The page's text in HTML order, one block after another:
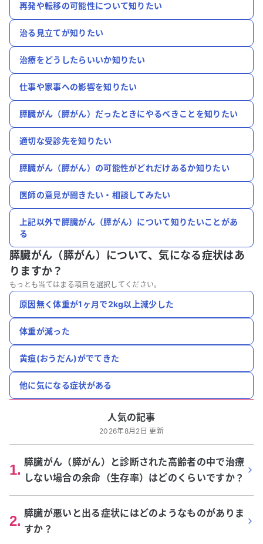
再発や転移の可能性について知りたい
治る見立てが知りたい
治療をどうしたらいいか知りたい
仕事や家事への影響を知りたい
膵臓がん（膵がん）だったときにやるべきことを知りたい
適切な受診先を知りたい
膵臓がん（膵がん）の可能性がどれだけあるか知りたい
医師の意見が聞きたい・相談してみたい
上記以外で膵臓がん（膵がん）について知りたいことがあ
る
膵臓がん（膵がん）について、気になる症状はあ
りますか？
もっとも当てはまる項目を選択してください。
原因無く体重が1ヶ月で2kg以上減少した
体重が減った
黄疸(おうだん)がでてきた
他に気になる症状がある
人気の記事
2026年8月2日 更新
1. 膵臓がん（膵がん）と診断された高齢者の中で治療
しない場合の余命（生存率）はどのくらいですか？
2. 膵臓が悪いと出る症状にはどのようなものがありま
すか？